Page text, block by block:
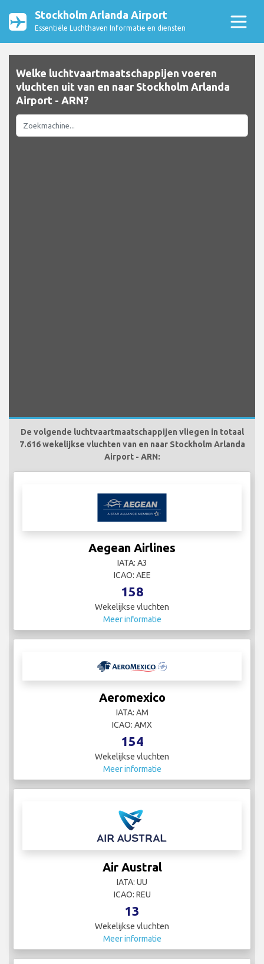
Stockholm Arlanda Airport
Essentiële Luchthaven Informatie en diensten
Welke luchtvaartmaatschappijen voeren
vluchten uit van en naar Stockholm Arlanda
Airport - ARN?
De volgende luchtvaartmaatschappijen vliegen in totaal
7.616 wekelijkse vluchten van en naar Stockholm Arlanda
Airport - ARN:
Aegean Airlines
IATA: A3
ICAO: AEE
158
Wekelijkse vluchten
Meer informatie
Aeromexico
IATA: AM
ICAO: AMX
154
Wekelijkse vluchten
Meer informatie
Air Austral
IATA: UU
ICAO: REU
13
Wekelijkse vluchten
Meer informatie